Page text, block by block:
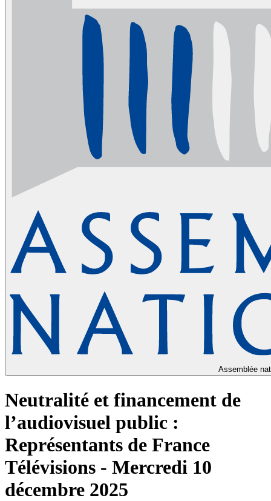
Assemblée
Neutralité et financement de
l’audiovisuel public :
Représentants de France
Télévisions - Mercredi 10
décembre 2025